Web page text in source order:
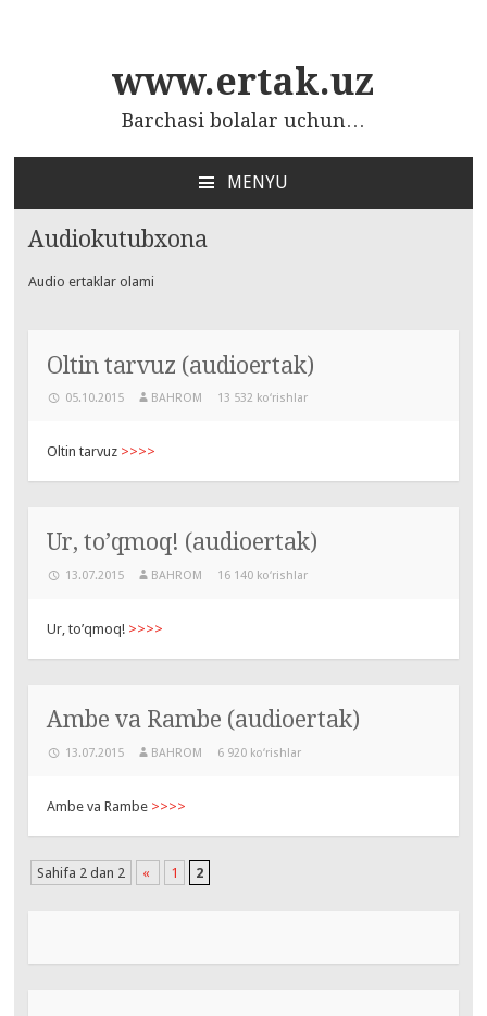
www.ertak.uz
Barchasi bolalar uchun…
MENYU
СОДЕРЖАНИЮ
Audiokutubxona
Audio ertaklar olami
Oltin tarvuz (audioertak)
05.10.2015 BAHROM 13 532 ko‘rishlar
Oltin tarvuz >>>>
Ur, to’qmoq! (audioertak)
13.07.2015 BAHROM 16 140 ko‘rishlar
Ur, to’qmoq! >>>>
Ambe va Rambe (audioertak)
13.07.2015 BAHROM 6 920 ko‘rishlar
Ambe va Rambe >>>>
Sahifa 2 dan 2 « 1 2